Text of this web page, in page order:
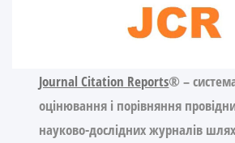
Journal Citation Reports® –
оцінювання і порівняння
науково-дослідних журналів